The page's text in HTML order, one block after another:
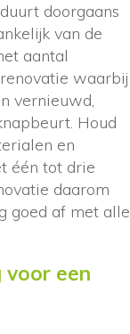
doorgaans
van de
aantal
waarbij
vernieuwd,
Houd
en
één tot drie
daarom
goed af met alle
voor een